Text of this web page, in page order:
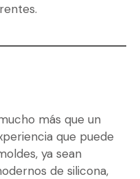
más que un
que puede
ya sean
de silicona,